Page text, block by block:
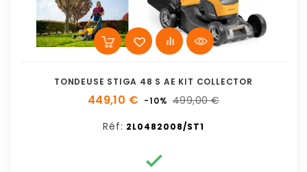
TONDEUSE STIGA 48 S AE KIT COLLECTOR
449,10 € -10% 499,00 €
Réf: 2L0482008/ST1
